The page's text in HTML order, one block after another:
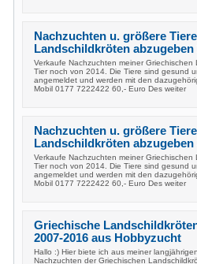
Nachzuchten u. größere
Landschildkröten abzugeben
Verkaufe Nachzuchten meiner
Tier noch von 2014. Die Tiere sind gesund
angemeldet und werden mit den
Mobil 0177 7222422 60,- Euro Des weiter
Nachzuchten u. größere
Landschildkröten abzugeben
Verkaufe Nachzuchten meiner
Tier noch von 2014. Die Tiere sind gesund
angemeldet und werden mit den
Mobil 0177 7222422 60,- Euro Des weiter
Griechische
2007-2016 aus Hobbyzucht
Hallo :) Hier biete ich aus meiner
Nachzuchten der Griechischen